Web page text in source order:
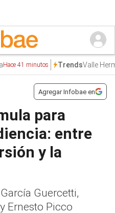
41 minutos TrendsValle
Agregar Infobae en
para
entre
y la
Guercetti,
Ernesto Picco